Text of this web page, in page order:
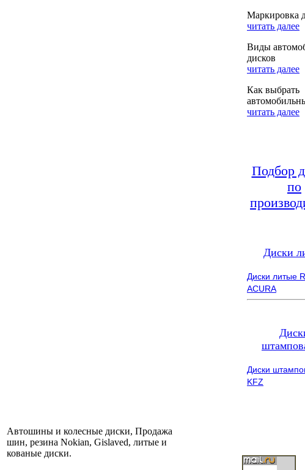
Маркировка
читать далее
Виды
дисков
читать далее
Как выбрать
читать далее
Подбор
по
Диски
Диски литые
ACURA
Диски
KFZ
Автошины и колесные диски, Продажа
шин, резина Nokian, Gislaved, литые и
кованые диски.